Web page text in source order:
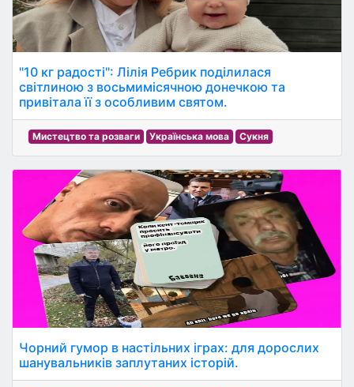
"10 кг радості": Лілія Ребрик поділилася
світлиною з восьмимісячною донечкою та
привітала її з особливим святом.
Мистецтво та розваги Українська мова Сукня
Чорний гумор в настільних іграх: для дорослих
шанувальників заплутаних історій.